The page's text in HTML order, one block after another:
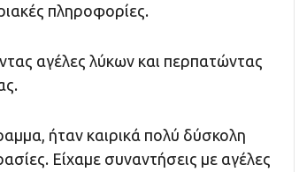
πληροφορίες.
αγέλες λύκων και περπατώντας
ήταν καιρικά πολύ δύσκολη
Είχαμε συναντήσεις με αγέλες